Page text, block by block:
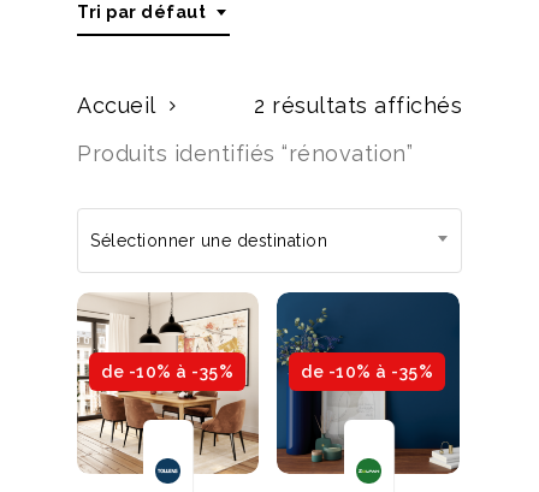
Tri par défaut
2 résultats affichés
Accueil
Produits identifiés “rénovation”
Sélectionner une destination
de -10% à -35% de -10% à -35%